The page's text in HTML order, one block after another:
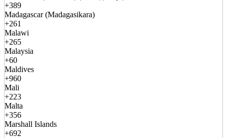
+389
Madagascar (Madagasikara)
+261
Malawi
+265
Malaysia
+60
Maldives
+960
Mali
+223
Malta
+356
Marshall Islands
+692